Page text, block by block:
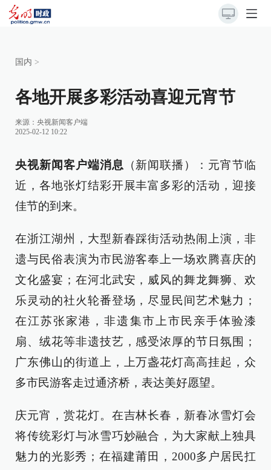
国内 >
各地开展多彩活动喜迎元宵节
来源： 央视新闻客户端
2025-02-12 10:22
央视新闻客户端消息 （新闻联播）：元宵节临
近，各地张灯结彩开展丰富多彩的活动，迎接
佳节的到来。
在浙江湖州，大型新春踩街活动热闹上演，非
遗与民俗表演为市民游客奉上一场欢腾喜庆的
文化盛宴；在河北武安，威风的舞龙舞狮、欢
乐灵动的社火轮番登场，尽显民间艺术魅力；
在江苏张家港，非遗集市上市民亲手体验漆
扇、绒花等非遗技艺，感受浓厚的节日氛围；
广东佛山的街道上，上万盏花灯高高挂起，众
多市民游客走过通济桥，表达美好愿望。
庆元宵，赏花灯。在吉林长春，新春冰雪灯会
将传统彩灯与冰雪巧妙融合，为大家献上独具
魅力的光影秀；在福建莆田，2000多户居民扛